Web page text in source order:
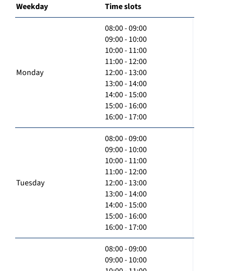
Weekday Time slots
Monday
08:00 - 09:00
09:00 - 10:00
10:00 - 11:00
11:00 - 12:00
12:00 - 13:00
13:00 - 14:00
14:00 - 15:00
15:00 - 16:00
16:00 - 17:00
Tuesday
08:00 - 09:00
09:00 - 10:00
10:00 - 11:00
11:00 - 12:00
12:00 - 13:00
13:00 - 14:00
14:00 - 15:00
15:00 - 16:00
16:00 - 17:00
08:00 - 09:00
09:00 - 10:00